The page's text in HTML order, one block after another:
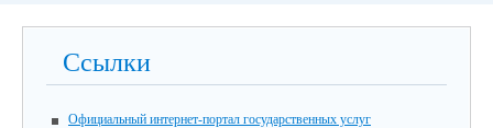
Ссылки
Официальный интернет-портал государственных услуг